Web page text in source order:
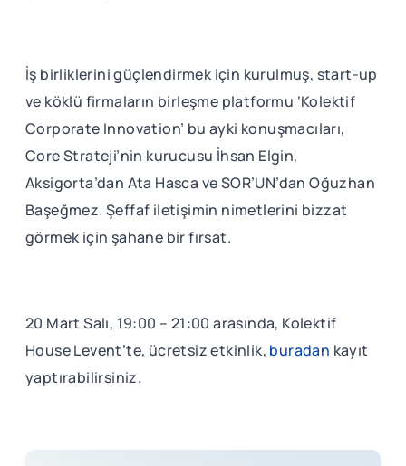
İş birliklerini güçlendirmek için kurulmuş, start-up
ve köklü firmaların birleşme platformu ‘Kolektif
Corporate Innovation’ bu ayki konuşmacıları,
Core Strateji’nin kurucusu İhsan Elgin,
Aksigorta’dan Ata Hasca ve SOR’UN’dan Oğuzhan
Başeğmez. Şeffaf iletişimin nimetlerini bizzat
görmek için şahane bir fırsat.
20 Mart Salı, 19:00 – 21:00 arasında, Kolektif
House Levent’te, ücretsiz etkinlik, buradan kayıt
yaptırabilirsiniz.